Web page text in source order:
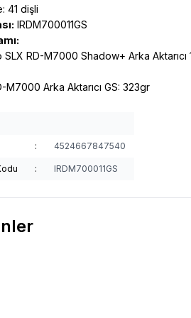
41 dişli
IRDM700011GS
SLX RD-M7000 Shadow+ Arka Aktarıcı
M7000 Arka Aktarıcı GS: 323gr
: 4524667847540
: IRDM700011GS